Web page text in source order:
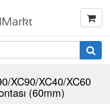
XC90/XC40/XC60
(60mm)